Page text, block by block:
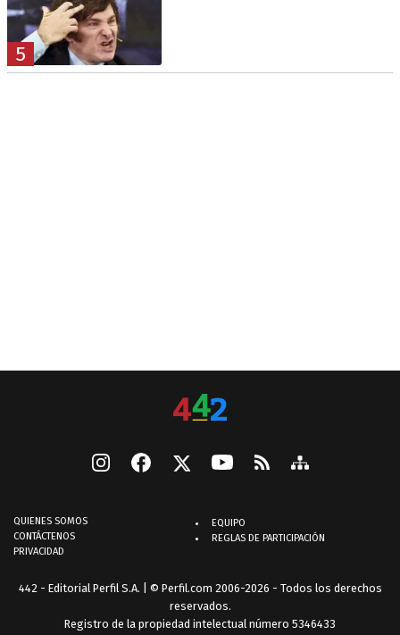
5
QUIENES SOMOS
CONTÁCTENOS
PRIVACIDAD
EQUIPO
REGLAS DE PARTICIPACIÓN
442 - Editorial Perfil S.A. | © Perfil.com 2006-2026 - Todos los derechos
reservados.
Registro de la propiedad intelectual número 5346433